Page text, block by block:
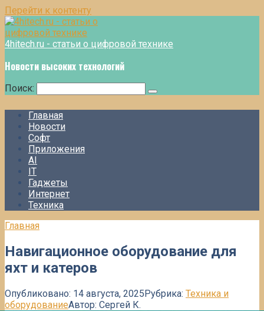
Перейти к контенту
4hitech.ru - статьи о цифровой технике
Новости высоких технологий
Поиск:
Главная
Новости
Софт
Приложения
AI
IT
Гаджеты
Интернет
Техника
Главная
Навигационное оборудование для
яхт и катеров
Опубликовано: 14 августа, 2025Рубрика: Техника и
оборудованиеАвтор: Сергей К.